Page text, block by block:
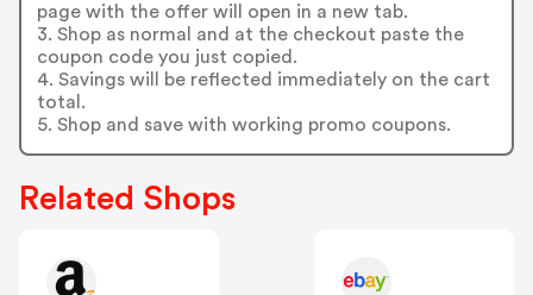
page with the offer will open in a new tab.
3. Shop as normal and at the checkout paste the
coupon code you just copied.
4. Savings will be reflected immediately on the cart
total.
5. Shop and save with working promo coupons.
Related Shops